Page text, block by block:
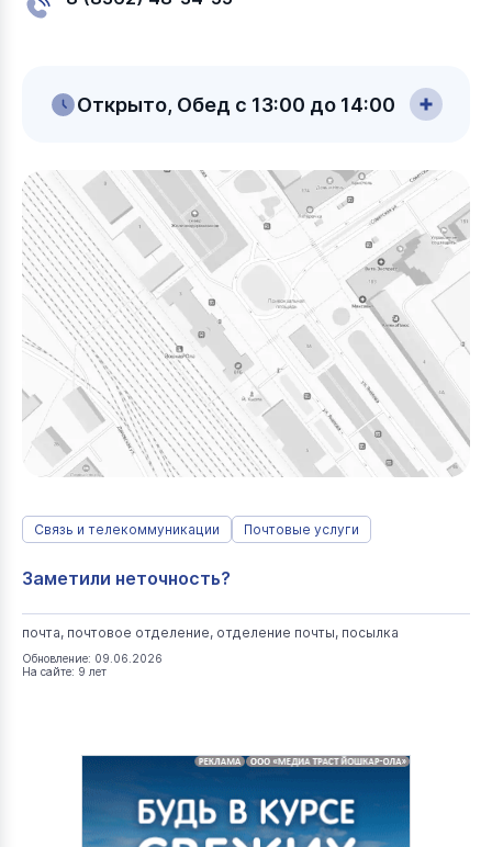
Открыто, Обед с 13:00 до 14:00
Связь и телекоммуникации Почтовые услуги
Заметили неточность?
почта, почтовое отделение, отделение почты, посылка
Обновление: 09.06.2026
На сайте: 9 лет